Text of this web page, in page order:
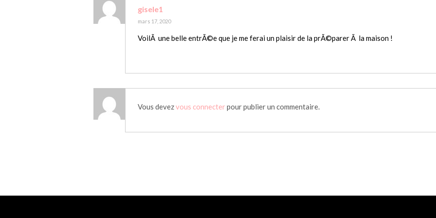
gisele1
mars 17, 2020
VoilÃ une belle entrÃ©e que je me ferai un plaisir de la prÃ©parer Ã la maison !
Vous devezvous connecter pour publier un commentaire.